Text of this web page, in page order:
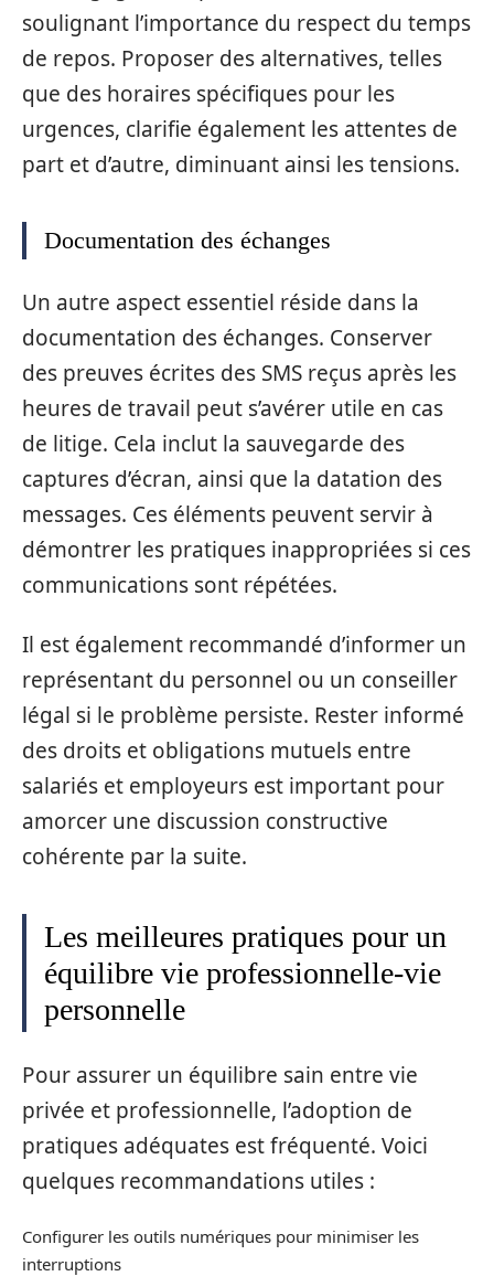
soulignant l’importance du respect du temps
de repos. Proposer des alternatives, telles
que des horaires spécifiques pour les
urgences, clarifie également les attentes de
part et d’autre, diminuant ainsi les tensions.
Documentation des échanges
Un autre aspect essentiel réside dans la
documentation des échanges. Conserver
des preuves écrites des SMS reçus après les
heures de travail peut s’avérer utile en cas
de litige. Cela inclut la sauvegarde des
captures d’écran, ainsi que la datation des
messages. Ces éléments peuvent servir à
démontrer les pratiques inappropriées si ces
communications sont répétées.
Il est également recommandé d’informer un
représentant du personnel ou un conseiller
légal si le problème persiste. Rester informé
des droits et obligations mutuels entre
salariés et employeurs est important pour
amorcer une discussion constructive
cohérente par la suite.
Les meilleures pratiques pour un
équilibre vie professionnelle-vie
personnelle
Pour assurer un équilibre sain entre vie
privée et professionnelle, l’adoption de
pratiques adéquates est fréquenté. Voici
quelques recommandations utiles :
Configurer les outils numériques pour minimiser les
interruptions